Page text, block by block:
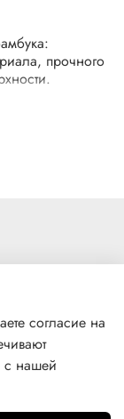
прочного
из
согласие на
с нашей